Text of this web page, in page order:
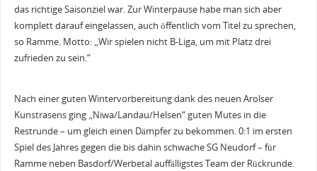
das richtige Saisonziel war. Zur Winterpause habe man sich aber
komplett darauf eingelassen, auch öffentlich vom Titel zu sprechen,
so Ramme. Motto: „Wir spielen nicht B-Liga, um mit Platz drei
zufrieden zu sein.“
Nach einer guten Wintervorbereitung dank des neuen Arolser
Kunstrasens ging „Niwa/Landau/Helsen“ guten Mutes in die
Restrunde – um gleich einen Dämpfer zu bekommen. 0:1 im ersten
Spiel des Jahres gegen die bis dahin schwache SG Neudorf – für
Ramme neben Basdorf/Werbetal auffälligstes Team der Rückrunde.